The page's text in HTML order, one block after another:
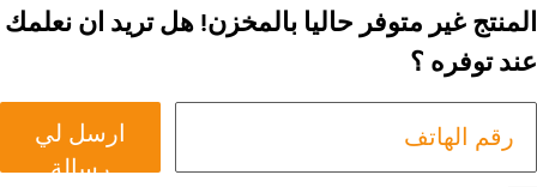
المنتج غير متوفر حاليا بالمخزن! هل تريد ان نعلمك
عند توفره ؟
ارسل لي
رسالة